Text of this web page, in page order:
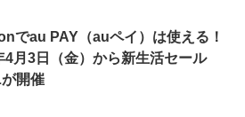
でau PAY（auペイ）は使える！
4月3日（金）から新生活セール
開催